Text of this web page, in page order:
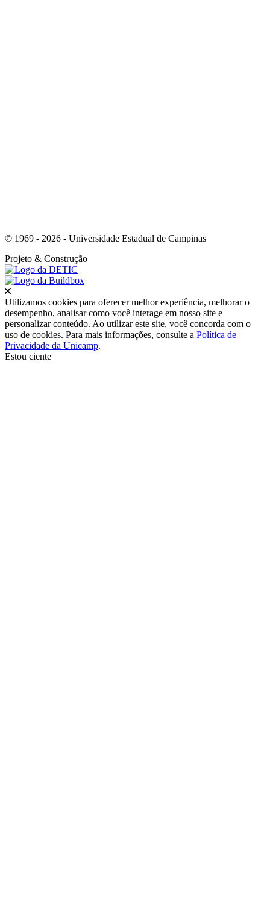
© 1969 - 2026 - Universidade Estadual de Campinas
Projeto & Construção
Fechar
Utilizamos cookies para oferecer melhor experiência, melhorar o
desempenho, analisar como você interage em nosso site e
personalizar conteúdo. Ao utilizar este site, você concorda com o
uso de cookies. Para mais informações, consulte a Política de
Privacidade da Unicamp.
Estou ciente